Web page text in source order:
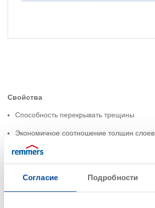
Согласие Подробности
Свойства
Способность перекрывать трещины
Экономичное соотношение толщин слоев
Широкий пакет сертификатов испытаний